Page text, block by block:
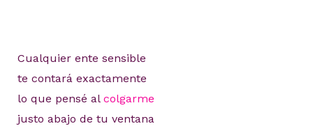
Cualquier ente sensible
te contará exactamente
lo que pensé al colgarme
justo abajo de tu ventana